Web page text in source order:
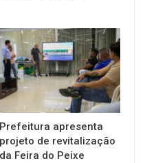
Prefeitura apresenta
projeto de revitalização
da Feira do Peixe